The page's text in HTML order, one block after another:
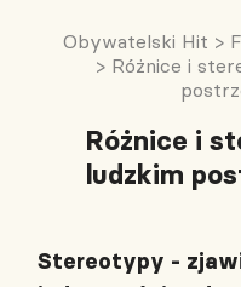
Obywatelski Hit >
> Różnice i
Różnice i
ludzkim
Stereotypy -